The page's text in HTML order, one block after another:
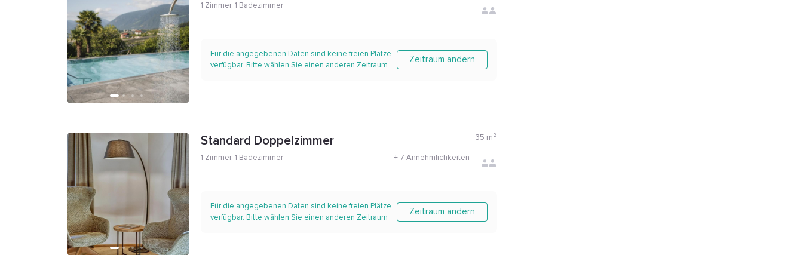
1 Zimmer, 1 Badezimmer
Für die angegebenen Daten sind keine freien Plätze
verfügbar. Bitte wählen Sie einen anderen Zeitraum
Zeitraum ändern
Standard Doppelzimmer 35 m²
1 Zimmer, 1 Badezimmer + 7 Annehmlichkeiten
Für die angegebenen Daten sind keine freien Plätze
verfügbar. Bitte wählen Sie einen anderen Zeitraum
Zeitraum ändern